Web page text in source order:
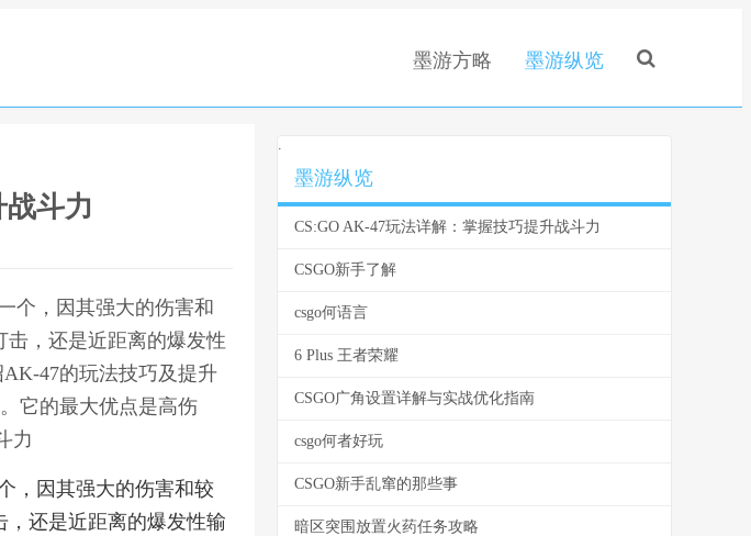
墨游方略 墨游纵览
斗力
个，因其强大的伤害和
，还是近距离的爆发性
47的玩法技巧及提升
它的最大优点是高伤
力
，因其强大的伤害和较
还是近距离的爆发性输
.
墨游纵览
CS:GO AK-47玩法详解：掌握技巧提升战斗力
CSGO新手了解
csgo何语言
6 Plus 王者荣耀
CSGO广角设置详解与实战优化指南
csgo何者好玩
CSGO新手乱窜的那些事
暗区突围放置火药任务攻略